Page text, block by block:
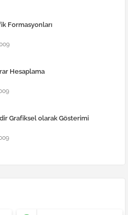
Formasyonları
Hesaplama
Grafiksel olarak Gösterimi